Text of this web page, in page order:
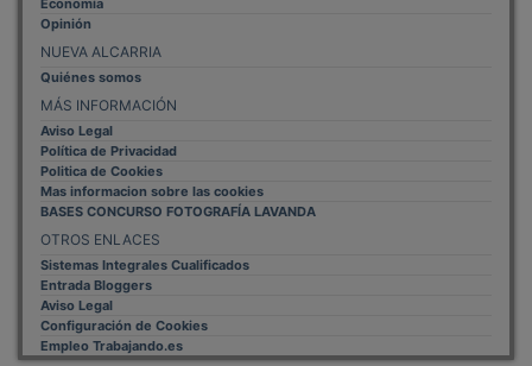
Opinión
NUEVA ALCARRIA
Quiénes somos
MÁS INFORMACIÓN
Aviso Legal
Política de Privacidad
Politica de Cookies
Mas informacion sobre las cookies
BASES CONCURSO FOTOGRAFÍA LAVANDA
Sistemas Integrales Cualificados
Entrada Bloggers
Aviso Legal
Configuración de Cookies
Empleo Trabajando.es